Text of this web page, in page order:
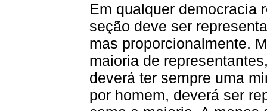
Em qualquer democracia
seção deve ser
mas proporcionalmente.
maioria de
deverá ter sempre uma
por homem, deverá ser